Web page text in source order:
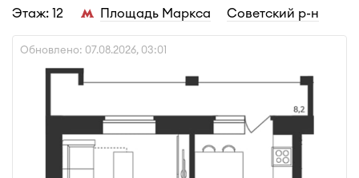
Этаж: 12
Площадь Маркса Советский р-н
Обновлено: 07.08.2026, 03:01